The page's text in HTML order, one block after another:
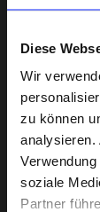
Diese
Wir
zu können
analysieren.
soziale
Partner